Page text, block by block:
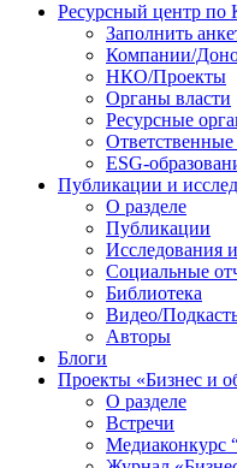
Ресурсный центр
Заполнить
Компании/
НКО/Проекты
Органы власти
Ресурсные
Ответственные
ESG-
Публикации и
О разделе
Публикации
Исследования
Социальные
Библиотека
Видео/
Авторы
Блоги
Проекты «Бизнес и
О разделе
Встречи
Медиаконкурс